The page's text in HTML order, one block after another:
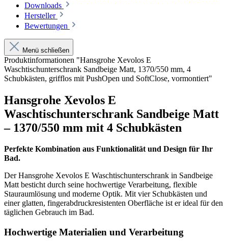
Downloads
Hersteller
Bewertungen
Menü schließen
Produktinformationen "Hansgrohe Xevolos E
Waschtischunterschrank Sandbeige Matt, 1370/550 mm, 4
Schubkästen, grifflos mit PushOpen und SoftClose, vormontiert"
Hansgrohe Xevolos E
Waschtischunterschrank Sandbeige Matt
– 1370/550 mm mit 4 Schubkästen
Perfekte Kombination aus Funktionalität und Design für Ihr
Bad.
Der Hansgrohe Xevolos E Waschtischunterschrank in Sandbeige
Matt besticht durch seine hochwertige Verarbeitung, flexible
Stauraumlösung und moderne Optik. Mit vier Schubkästen und
einer glatten, fingerabdruckresistenten Oberfläche ist er ideal für den
täglichen Gebrauch im Bad.
Hochwertige Materialien und Verarbeitung